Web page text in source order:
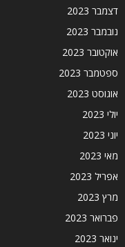
דצמבר 2023
נובמבר 2023
אוקטובר 2023
ספטמבר 2023
אוגוסט 2023
יולי 2023
יוני 2023
מאי 2023
אפריל 2023
מרץ 2023
פברואר 2023
ינואר 2023